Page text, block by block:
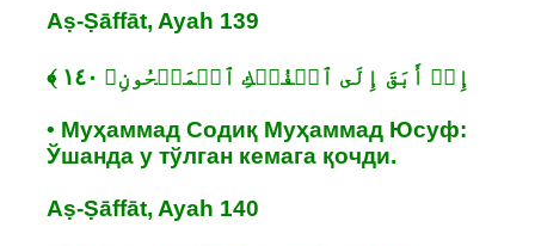
Aṣ-Ṣāffāt, Ayah 139
• Муҳаммад Содиқ Муҳаммад Юсуф:
Ўшанда у тўлган кемага қочди.
Aṣ-Ṣāffāt, Ayah 140